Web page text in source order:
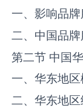
一、影响品
二、中国品
第二节 中国
一、华东地
二、华东地